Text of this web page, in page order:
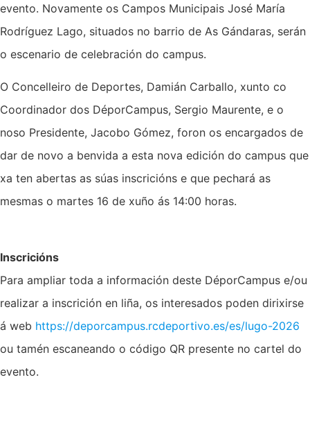
evento. Novamente os Campos Municipais José María
Rodríguez Lago, situados no barrio de As Gándaras, serán
o escenario de celebración do campus.
O Concelleiro de Deportes, Damián Carballo, xunto co
Coordinador dos DéporCampus, Sergio Maurente, e o
noso Presidente, Jacobo Gómez, foron os encargados de
dar de novo a benvida a esta nova edición do campus que
xa ten abertas as súas inscricións e que pechará as
mesmas o martes 16 de xuño ás 14:00 horas.
Inscricións
Para ampliar toda a información deste DéporCampus e/ou
realizar a inscrición en liña, os interesados poden dirixirse
á web https://deporcampus.rcdeportivo.es/es/lugo-2026
ou tamén escaneando o código QR presente no cartel do
evento.